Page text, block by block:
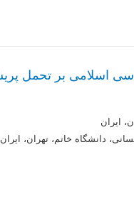
ایران
دانشگاه خاتم، تهران، ایران